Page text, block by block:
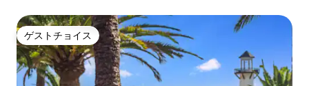
ゲストチョイス
ゲストチョイス